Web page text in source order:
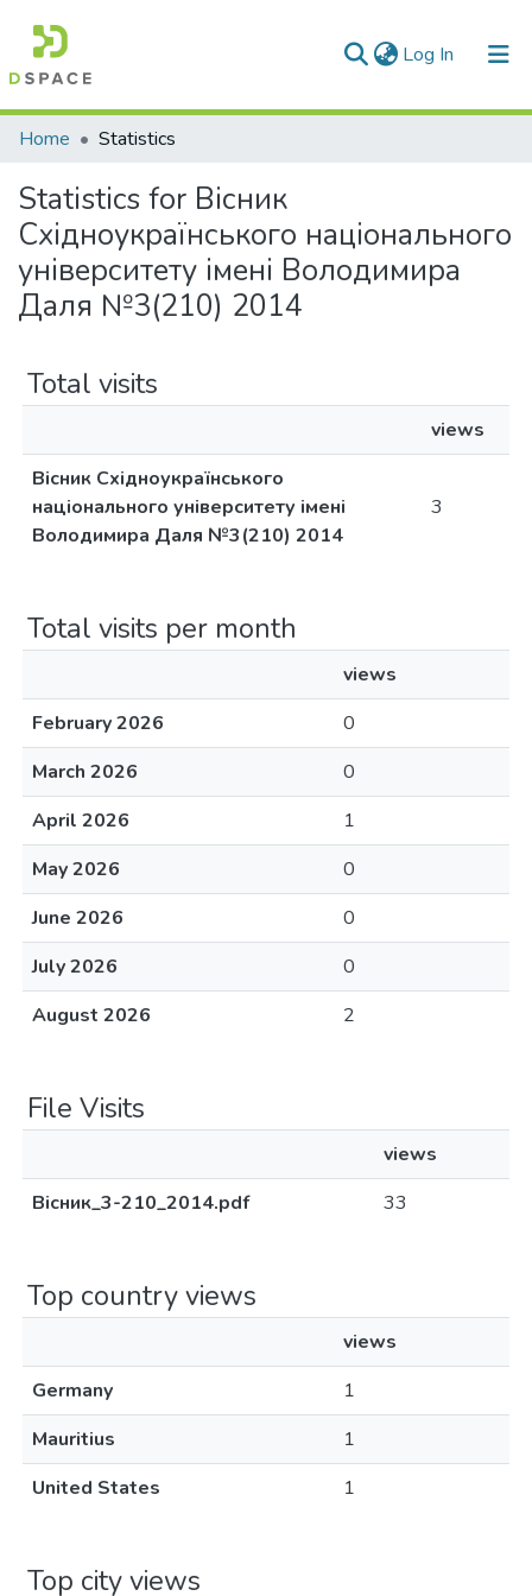
Log In (current)
Communities & Collections
All of DSpace
Home Statistics
Statistics for Вісник
Східноукраїнського національного
університету імені Володимира
Даля №3(210) 2014
Total visits
views
Вісник Східноукраїнського
національного університету імені
Володимира Даля №3(210) 2014
3
Total visits per month
views
February 2026
0
March 2026
0
April 2026
1
May 2026
0
June 2026
0
July 2026
0
August 2026
2
File Visits
views
Вісник_3-210_2014.pdf
33
Top country views
views
Germany
1
Mauritius
1
United States
1
Top city views